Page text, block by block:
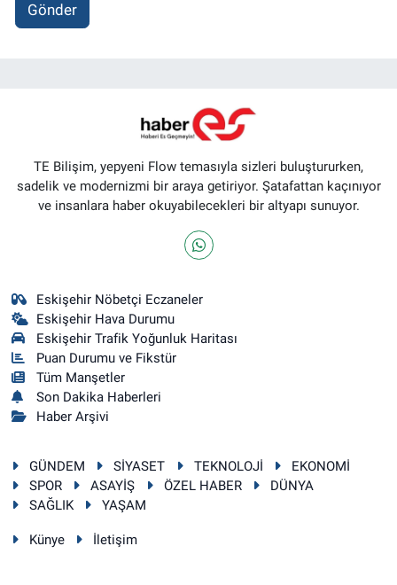
Gönder
TE Bilişim, yepyeni Flow temasıyla sizleri buluştururken,
sadelik ve modernizmi bir araya getiriyor. Şatafattan kaçınıyor
ve insanlara haber okuyabilecekleri bir altyapı sunuyor.
Eskişehir Nöbetçi Eczaneler
Eskişehir Hava Durumu
Eskişehir Trafik Yoğunluk Haritası
Puan Durumu ve Fikstür
Tüm Manşetler
Son Dakika Haberleri
Haber Arşivi
GÜNDEM SİYASET TEKNOLOJİ
EKONOMİ
SPOR
ASAYİŞ ÖZEL HABER
DÜNYA
SAĞLIK
YAŞAM
Künye İletişim